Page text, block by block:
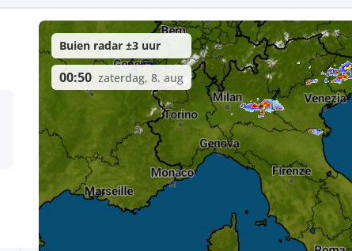
Buien radar ±3 uur
00:50 zaterdag, 8. aug